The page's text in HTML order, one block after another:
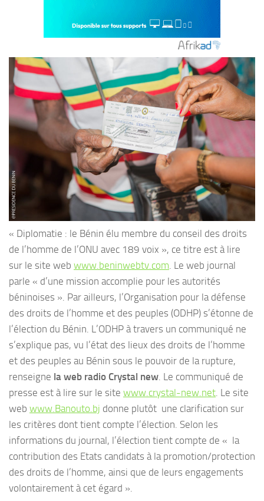
« Diplomatie : le Bénin élu membre du conseil des droits
de l’homme de l’ONU avec 189 voix », ce titre est à lire
sur le site web www.beninwebtv.com. Le web journal
parle « d’une mission accomplie pour les autorités
béninoises ». Par ailleurs, l’Organisation pour la défense
des droits de l’homme et des peuples (ODHP) s’étonne de
l’élection du Bénin. L’ODHP à travers un communiqué ne
s’explique pas, vu l’état des lieux des droits de l’homme
et des peuples au Bénin sous le pouvoir de la rupture,
renseigne la web radio Crystal new. Le communiqué de
presse est à lire sur le site www.crystal-new.net. Le site
web www.Banouto.bj donne plutôt une clarification sur
les critères dont tient compte l’élection. Selon les
informations du journal, l’élection tient compte de « la
contribution des Etats candidats à la promotion/protection
des droits de l’homme, ainsi que de leurs engagements
volontairement à cet égard ».